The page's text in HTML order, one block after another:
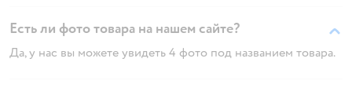
Есть ли фото товара на нашем сайте?
Да, у нас вы можете увидеть 4 фото под названием товара.